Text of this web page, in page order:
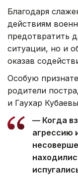
Благодаря
действиям
предотвратить
ситуации, но и
оказав
Особую
родители
и Гаухар
— Когда
агрессию